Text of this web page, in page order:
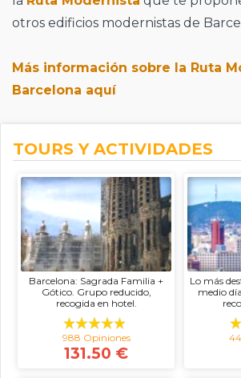
otros edificios modernistas de
Más información sobre la Ruta
Barcelona aquí
TOURS Y ACTIVIDADES
Barcelona: Sagrada Familia +
Gótico. Grupo reducido,
recogida en hotel.
988 Opiniones
131.50 €
Lo más
medio